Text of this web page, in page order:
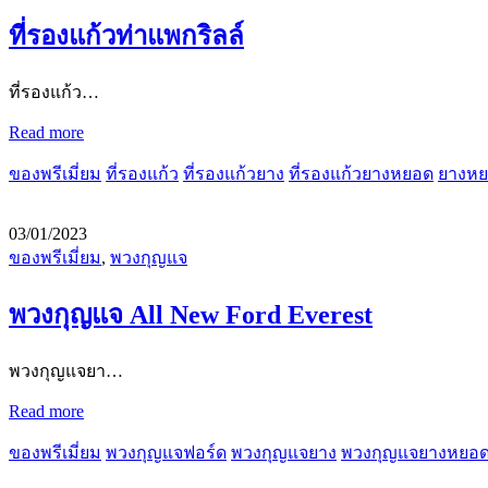
ที่รองแก้วท่าแพกริลล์
ที่รองแก้ว…
Read more
ของพรีเมี่ยม ที่รองแก้ว ที่รองแก้วยาง ที่รองแก้วยางหยอด ยางห
03/01/2023
ของพรีเมี่ยม, พวงกุญแจ
พวงกุญแจ All New Ford Everest
พวงกุญแจยา…
Read more
ของพรีเมี่ยม พวงกุญแจฟอร์ด พวงกุญแจยาง พวงกุญแจยางหยอ